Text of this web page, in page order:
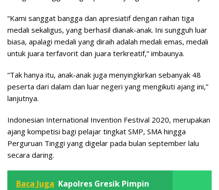
“Kami sanggat bangga dan apresiatif dengan raihan tiga
medali sekaligus, yang berhasil dianak-anak. Ini sungguh luar
biasa, apalagi medali yang diraih adalah medali emas, medali
untuk juara terfavorit dan juara terkreatif,” imbaunya.
“Tak hanya itu, anak-anak juga menyingkirkan sebanyak 48
peserta dari dalam dan luar negeri yang mengikuti ajang ini,”
lanjutnya.
Indonesian International Invention Festival 2020, merupakan
ajang kompetisi bagi pelajar tingkat SMP, SMA hingga
Perguruan Tinggi yang digelar pada bulan september lalu
secara daring.
Baca Juga Kapolres Gresik Pimpin